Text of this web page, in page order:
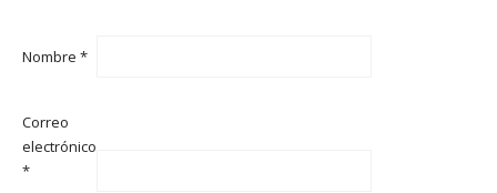
Nombre *
Correo
electrónico
*